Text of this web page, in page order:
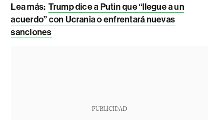
Lea más: Trump dice a Putin que “llegue a un
acuerdo” con Ucrania o enfrentará nuevas
sanciones
PUBLICIDAD